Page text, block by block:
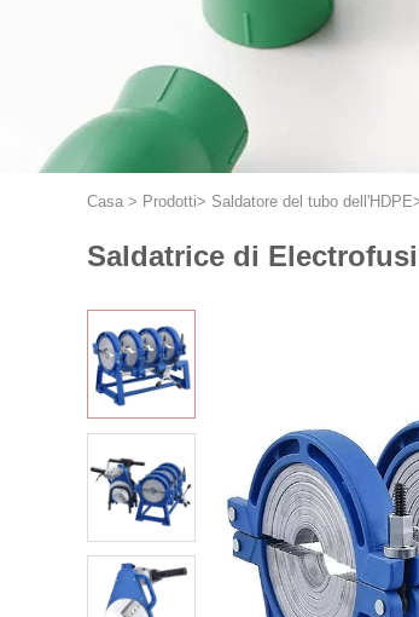
Casa > Prodotti> Saldatore del tubo dell'HDPE
Saldatrice di